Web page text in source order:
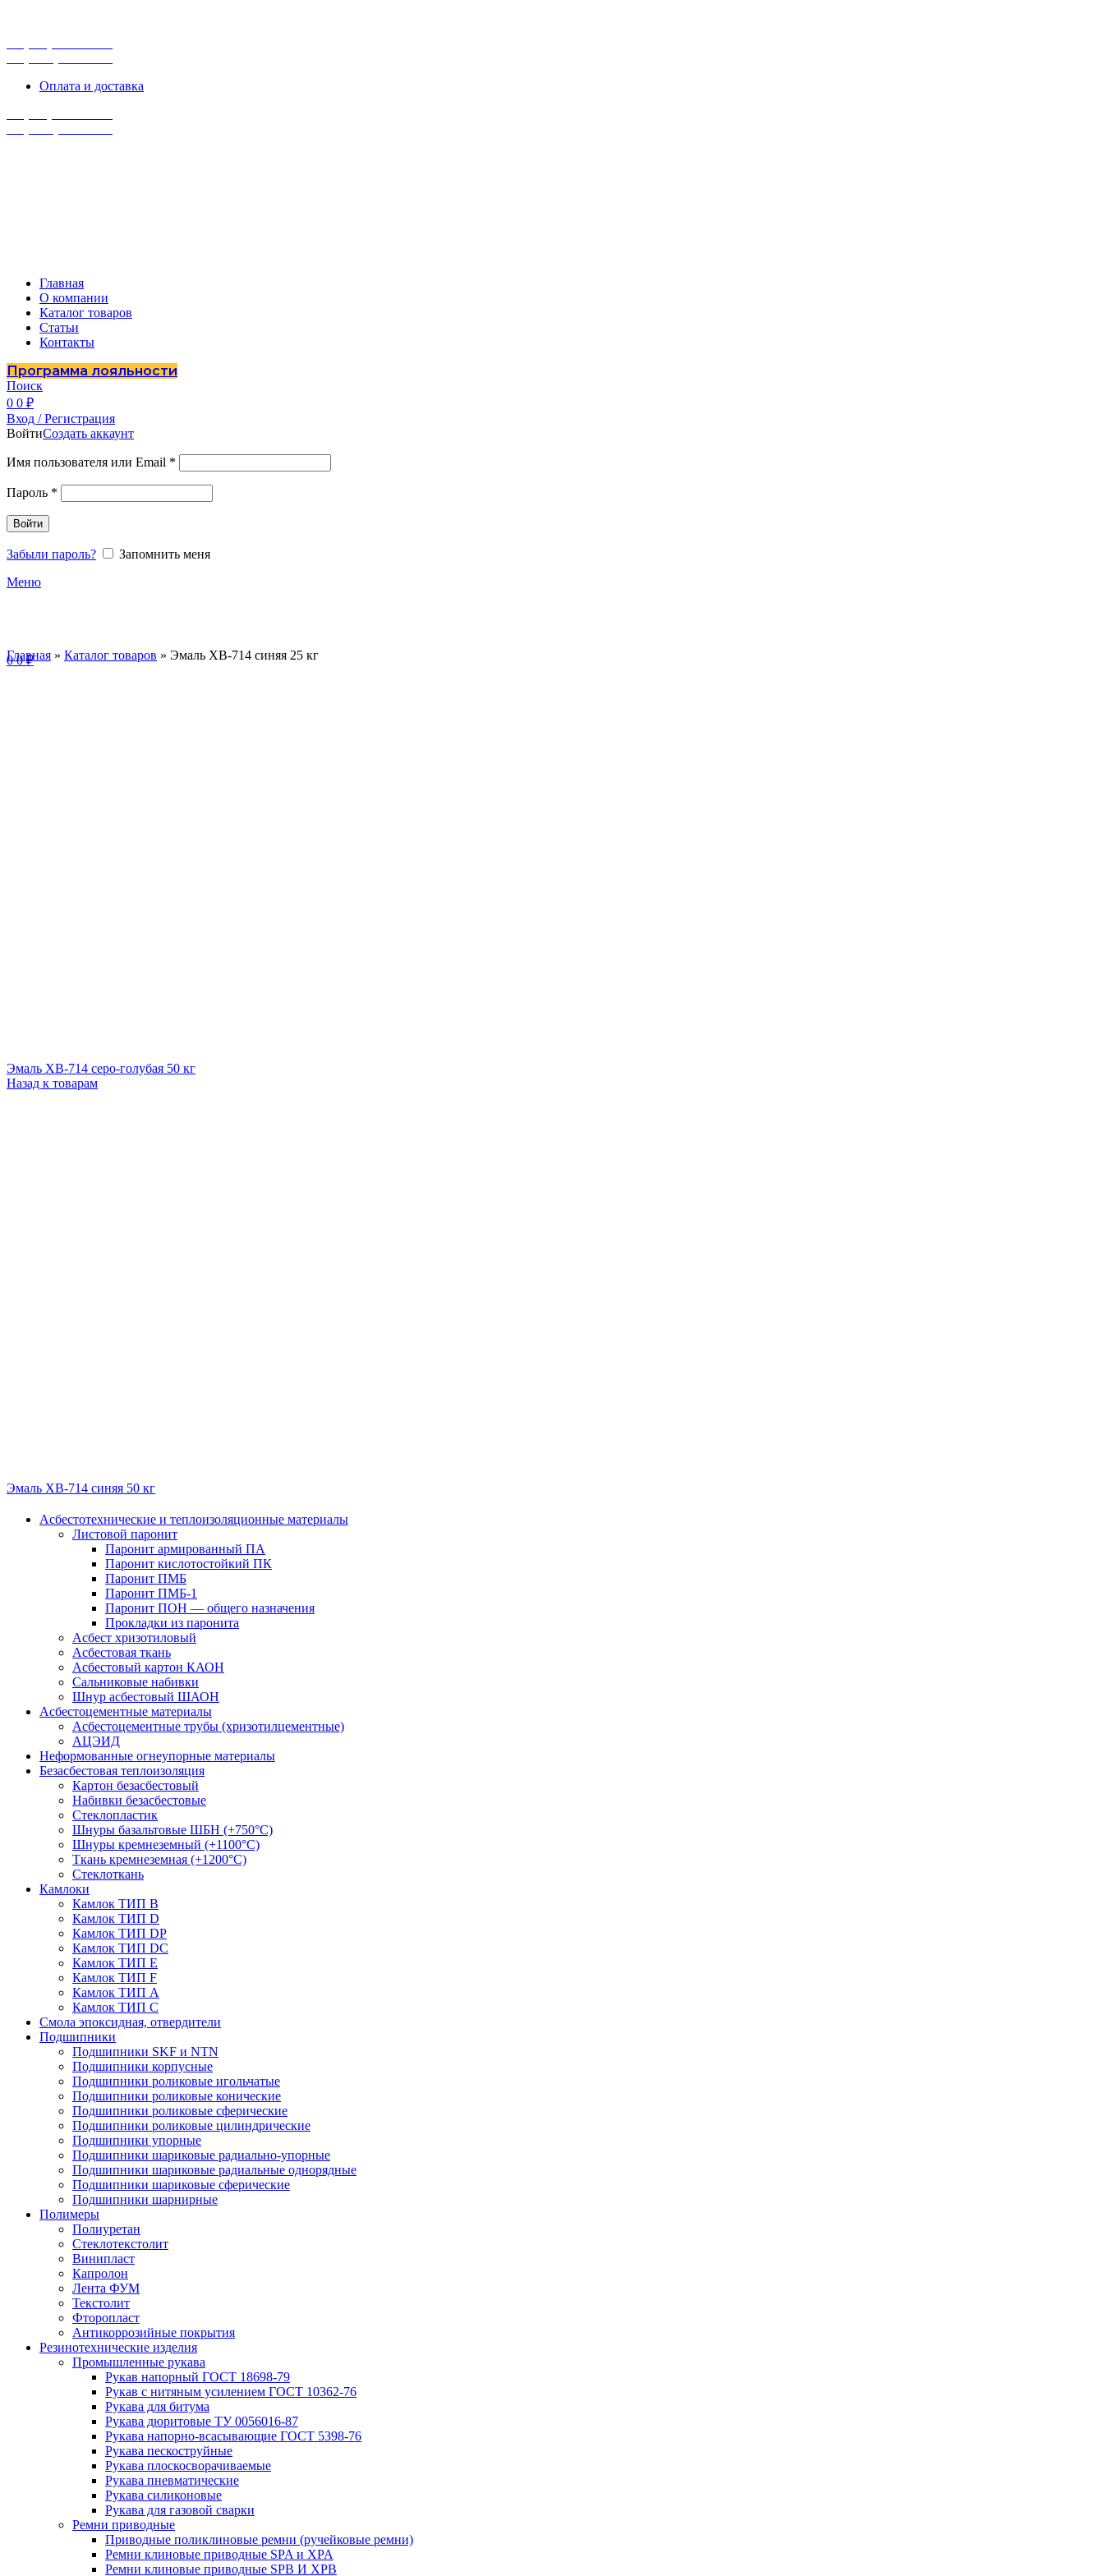
Оплата и доставка
Главная
О компании
Каталог товаров
Статьи
Контакты
Программа лояльности
Поиск
0 0 ₽
Вход / Регистрация
ВойтиСоздать аккаунт
Имя пользователя или Email *
Пароль *
Войти
Забыли пароль?
Запомнить меня
Меню
00₽
Главная » Каталог товаров » Эмаль ХВ-714 синяя 25 кг
Эмаль ХВ-714 серо-голубая 50 кг
Назад к товарам
Эмаль ХВ-714 синяя 50 кг
Асбестотехнические и теплоизоляционные материалы
Листовой паронит
Паронит армированный ПА
Паронит кислотостойкий ПК
Паронит ПМБ
Паронит ПМБ-1
Паронит ПОН — общего назначения
Прокладки из паронита
Асбест хризотиловый
Асбестовая ткань
Асбестовый картон КАОН
Сальниковые набивки
Шнур асбестовый ШАОН
Асбестоцементные материалы
Асбестоцементные трубы (хризотилцементные)
АЦЭИД
Неформованные огнеупорные материалы
Безасбестовая теплоизоляция
Картон безасбестовый
Набивки безасбестовые
Стеклопластик
Шнуры базальтовые ШБН (+750°С)
Шнуры кремнеземный (+1100°С)
Ткань кремнеземная (+1200°С)
Стеклоткань
Камлоки
Камлок ТИП B
Камлок ТИП D
Камлок ТИП DP
Камлок ТИП DС
Камлок ТИП E
Камлок ТИП F
Камлок ТИП А
Камлок ТИП С
Смола эпоксидная, отвердители
Подшипники
Подшипники SKF и NTN
Подшипники корпусные
Подшипники роликовые игольчатые
Подшипники роликовые конические
Подшипники роликовые сферические
Подшипники роликовые цилиндрические
Подшипники упорные
Подшипники шариковые радиально-упорные
Подшипники шариковые радиальные однорядные
Подшипники шариковые сферические
Подшипники шарнирные
Полимеры
Полиуретан
Стеклотекстолит
Винипласт
Капролон
Лента ФУМ
Текстолит
Фторопласт
Антикоррозийные покрытия
Резинотехнические изделия
Промышленные рукава
Рукав напорный ГОСТ 18698-79
Рукав с нитяным усилением ГОСТ 10362-76
Рукава для битума
Рукава дюритовые ТУ 0056016-87
Рукава напорно-всасывающие ГОСТ 5398-76
Рукава пескоструйные
Рукава плоскосворачиваемые
Рукава пневматические
Рукава силиконовые
Рукава для газовой сварки
Ремни приводные
Приводные поликлиновые ремни (ручейковые ремни)
Ремни клиновые приводные SPA и XPA
Ремни клиновые приводные SPB И XPB